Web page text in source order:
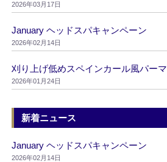
2026年03月17日
January ヘッドスパキャンペーン
2026年02月14日
刈り上げ低めスペインカール風パーマ
2026年01月24日
新着ニュース
January ヘッドスパキャンペーン
2026年02月14日